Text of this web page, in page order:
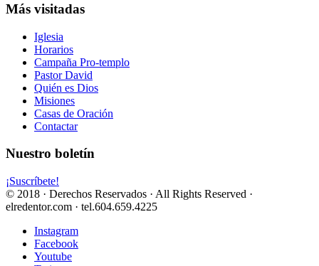
Más visitadas
Iglesia
Horarios
Campaña Pro-templo
Pastor David
Quién es Dios
Misiones
Casas de Oración
Contactar
Nuestro boletín
¡Suscríbete!
© 2018 · Derechos Reservados · All Rights Reserved ·
elredentor.com · tel.604.659.4225
Instagram
Facebook
Youtube